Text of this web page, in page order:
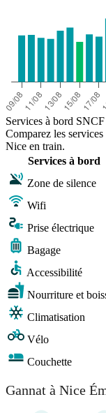
Services à bord
Comparez les
Nice en train.
Services à bord
Zone de silence
Wifi
Prise électrique
Bagage
Accessibilité
Nourriture et
Climatisation
Vélo
Couchette
Gannat à Nice